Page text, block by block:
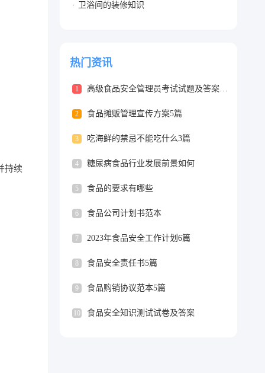
持续
卫浴间的装修知识
热门资讯
1 高级食品安全管理员考试试题及答案1篇
2 食品摊贩管理宣传方案5篇
3 吃海鲜的禁忌不能吃什么3篇
4 糖尿病食品行业发展前景如何
5 食品的要求有哪些
6 食品公司计划书范本
7 2023年食品安全工作计划6篇
8 食品安全责任书5篇
9 食品购销协议范本5篇
10 食品安全知识测试试卷及答案